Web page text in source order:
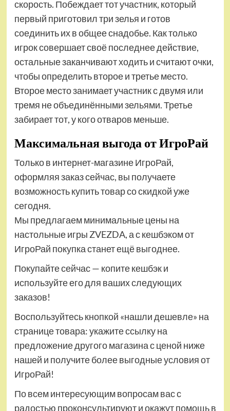
скорость. Побеждает тот участник, который
первый приготовил три зелья и готов
соединить их в общее снадобье. Как только
игрок совершает своё последнее действие,
остальные заканчивают ходить и считают очки,
чтобы определить второе и третье место.
Второе место занимает участник с двумя или
тремя не объединёнными зельями. Третье
забирает тот, у кого отваров меньше.
Максимальная выгода от ИгроРай
Только в интернет-магазине ИгроРай,
оформляя заказ сейчас, вы получаете
возможность купить товар со скидкой уже
сегодня.
Мы предлагаем минимальные цены на
настольные игры ZVEZDA, а с кешбэком от
ИгроРай покупка станет ещё выгоднее.
Покупайте сейчас — копите кешбэк и
используйте его для ваших следующих
заказов!
Воспользуйтесь кнопкой «нашли дешевле» на
странице товара: укажите ссылку на
предложение другого магазина с ценой ниже
нашей и получите более выгодные условия от
ИгроРай!
По всем интересующим вопросам вас с
радостью проконсультируют и окажут помощь в